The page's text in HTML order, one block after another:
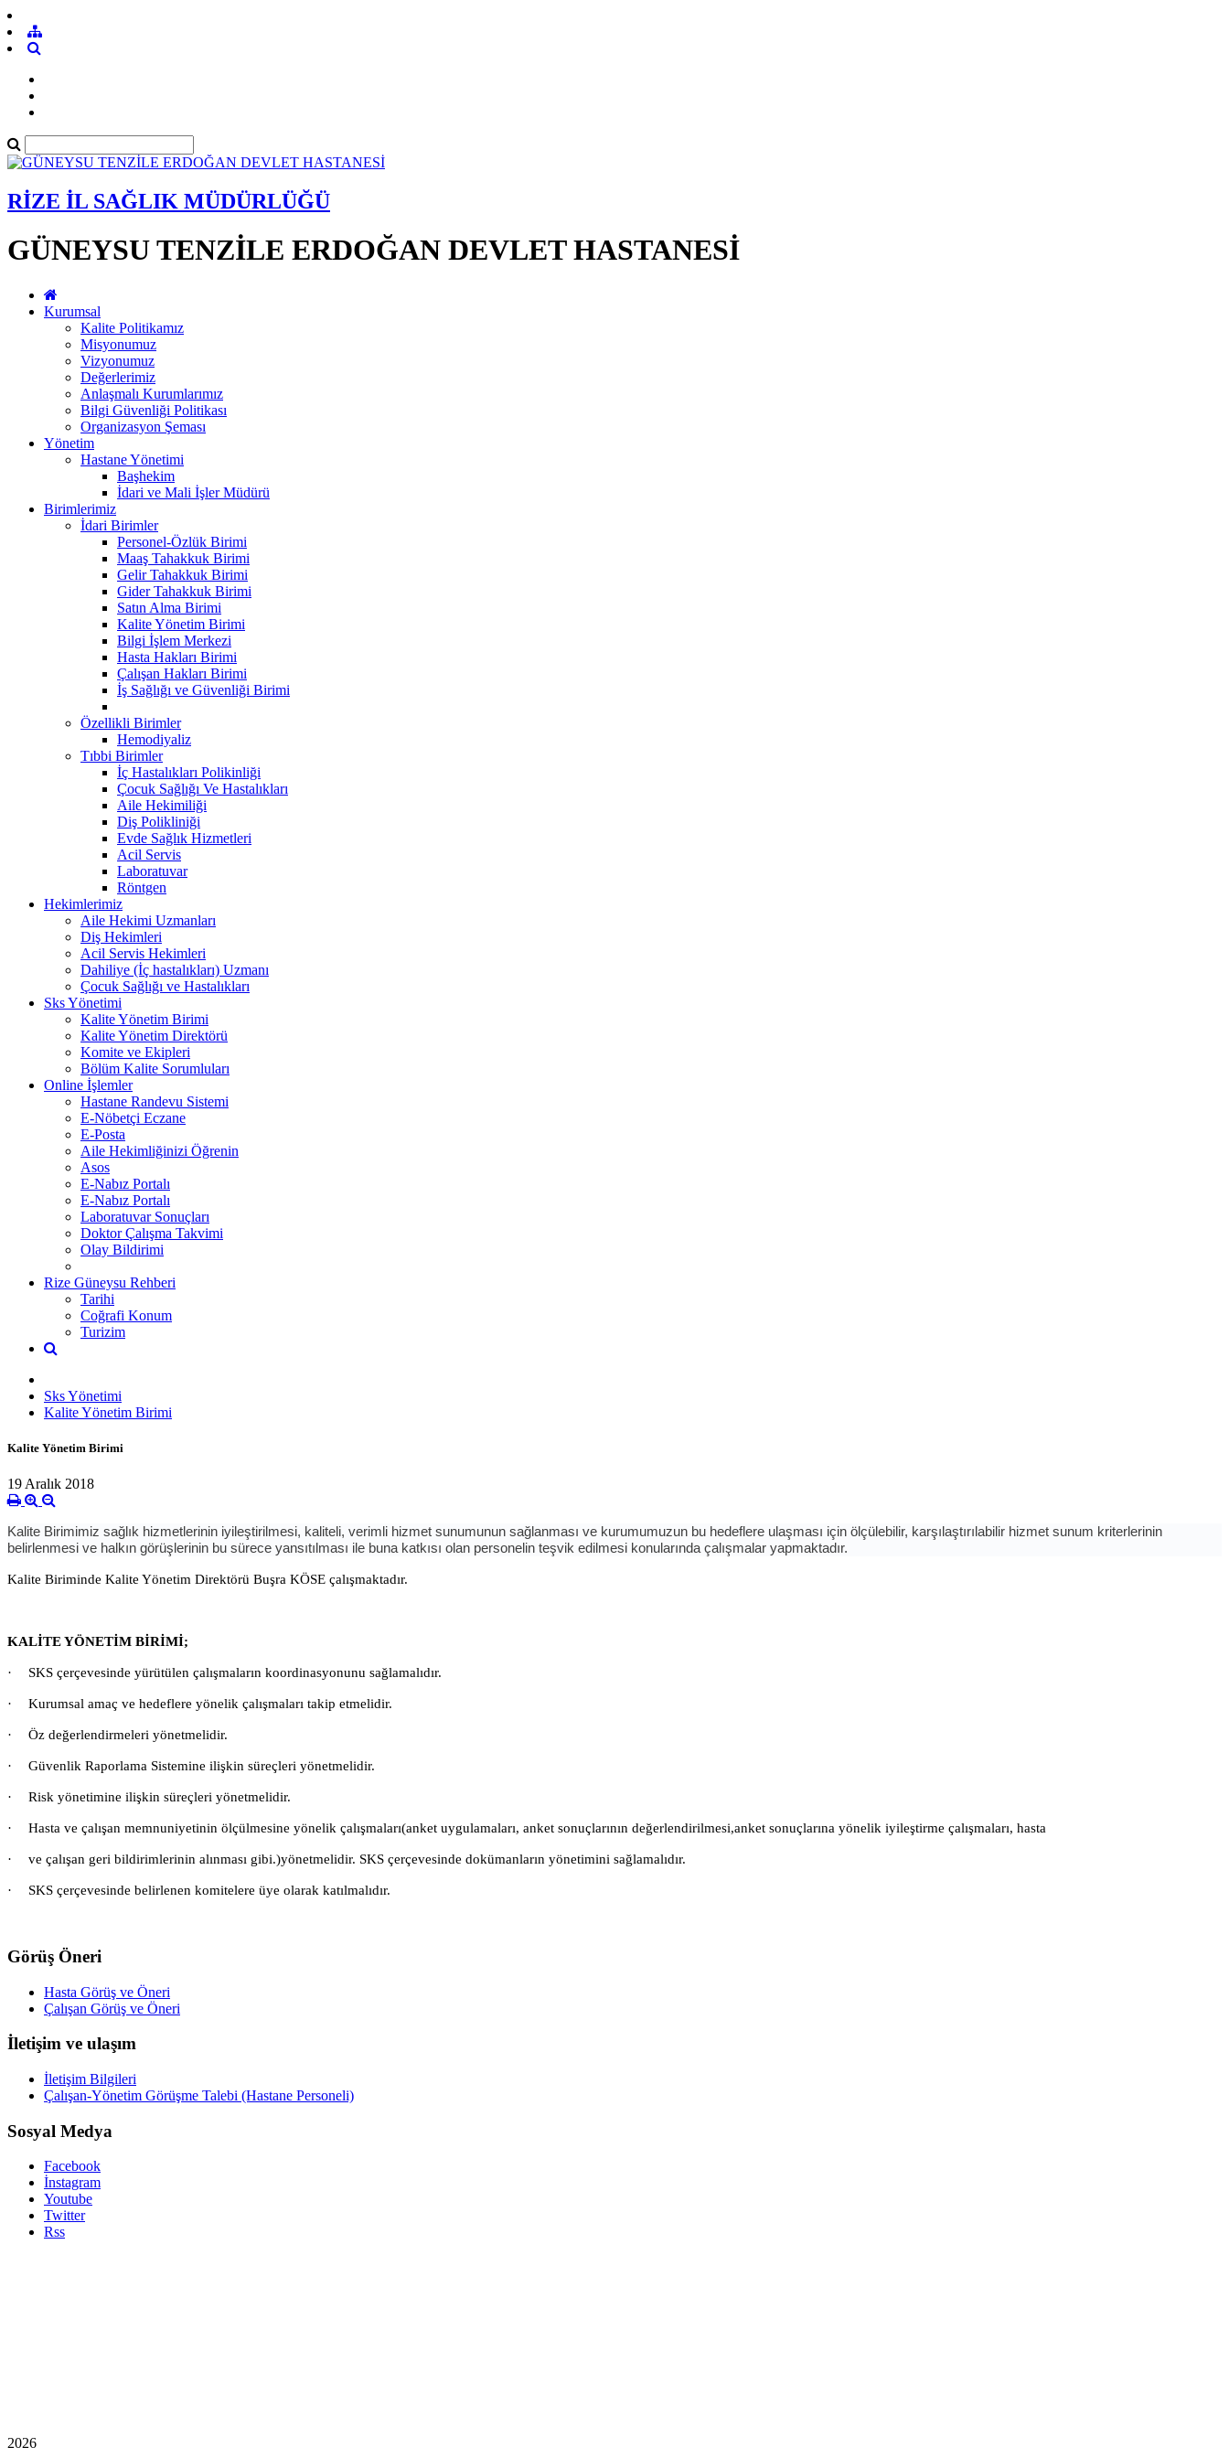
RİZE İL SAĞLIK MÜDÜRLÜĞÜ
GÜNEYSU TENZİLE ERDOĞAN DEVLET HASTANESİ
Kurumsal
Kalite Politikamız
Misyonumuz
Vizyonumuz
Değerlerimiz
Anlaşmalı Kurumlarımız
Bilgi Güvenliği Politikası
Organizasyon Şeması
Yönetim
Hastane Yönetimi
Başhekim
İdari ve Mali İşler Müdürü
Birimlerimiz
İdari Birimler
Personel-Özlük Birimi
Maaş Tahakkuk Birimi
Gelir Tahakkuk Birimi
Gider Tahakkuk Birimi
Satın Alma Birimi
Kalite Yönetim Birimi
Bilgi İşlem Merkezi
Hasta Hakları Birimi
Çalışan Hakları Birimi
İş Sağlığı ve Güvenliği Birimi
Özellikli Birimler
Hemodiyaliz
Tıbbi Birimler
İç Hastalıkları Polikinliği
Çocuk Sağlığı Ve Hastalıkları
Aile Hekimiliği
Diş Polikliniği
Evde Sağlık Hizmetleri
Acil Servis
Laboratuvar
Röntgen
Hekimlerimiz
Aile Hekimi Uzmanları
Diş Hekimleri
Acil Servis Hekimleri
Dahiliye (İç hastalıkları) Uzmanı
Çocuk Sağlığı ve Hastalıkları
Sks Yönetimi
Kalite Yönetim Birimi
Kalite Yönetim Direktörü
Komite ve Ekipleri
Bölüm Kalite Sorumluları
Online İşlemler
Hastane Randevu Sistemi
E-Nöbetçi Eczane
E-Posta
Aile Hekimliğinizi Öğrenin
Asos
E-Nabız Portalı
E-Nabız Portalı
Laboratuvar Sonuçları
Doktor Çalışma Takvimi
Olay Bildirimi
Rize Güneysu Rehberi
Tarihi
Coğrafi Konum
Turizim
Sks Yönetimi
Kalite Yönetim Birimi
Kalite Yönetim Birimi
19 Aralık 2018
Kalite Birimimiz sağlık hizmetlerinin iyileştirilmesi, kaliteli, verimli hizmet sunumunun sağlanması ve kurumumuzun bu hedeflere ulaşması için ölçülebilir, karşılaştırılabilir hizmet sunum kriterlerinin
belirlenmesi ve halkın görüşlerinin bu sürece yansıtılması ile buna katkısı olan personelin teşvik edilmesi konularında çalışmalar yapmaktadır.
Kalite Biriminde Kalite Yönetim Direktörü Buşra KÖSE çalışmaktadır.
KALİTE YÖNETİM BİRİMİ;
· SKS çerçevesinde yürütülen çalışmaların koordinasyonunu sağlamalıdır.
· Kurumsal amaç ve hedeflere yönelik çalışmaları takip etmelidir.
· Öz değerlendirmeleri yönetmelidir.
· Güvenlik Raporlama Sistemine ilişkin süreçleri yönetmelidir.
· Risk yönetimine ilişkin süreçleri yönetmelidir.
· Hasta ve çalışan memnuniyetinin ölçülmesine yönelik çalışmaları(anket uygulamaları, anket sonuçlarının değerlendirilmesi,anket sonuçlarına yönelik iyileştirme çalışmaları, hasta
· ve çalışan geri bildirimlerinin alınması gibi.)yönetmelidir. SKS çerçevesinde dokümanların yönetimini sağlamalıdır.
· SKS çerçevesinde belirlenen komitelere üye olarak katılmalıdır.
Görüş Öneri
Hasta Görüş ve Öneri
Çalışan Görüş ve Öneri
İletişim ve ulaşım
İletişim Bilgileri
Çalışan-Yönetim Görüşme Talebi (Hastane Personeli)
Sosyal Medya
Facebook
İnstagram
Youtube
Twitter
Rss
2026